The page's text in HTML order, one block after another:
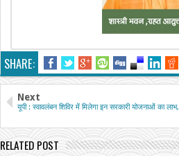
SHARE:
Next
यूपी : स्वावलंबन शिविर में मिलेगा इन सरकारी योजनाओं का
RELATED POST